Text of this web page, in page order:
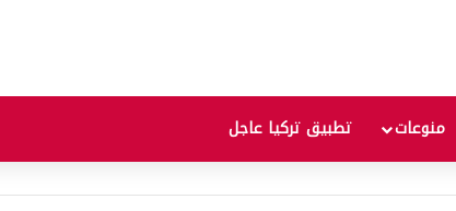
منوعات تطبيق تركيا عاجل